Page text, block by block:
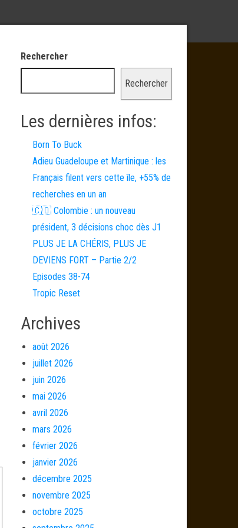
Rechercher
Rechercher
Les dernières infos:
Born To Buck
Adieu Guadeloupe et Martinique : les
Français filent vers cette île, +55% de
recherches en un an
🇨🇴 Colombie : un nouveau
président, 3 décisions choc dès J1
PLUS JE LA CHÉRIS, PLUS JE
DEVIENS FORT – Partie 2/2
Episodes 38-74
Tropic Reset
Archives
août 2026
juillet 2026
juin 2026
mai 2026
avril 2026
mars 2026
février 2026
janvier 2026
décembre 2025
novembre 2025
octobre 2025